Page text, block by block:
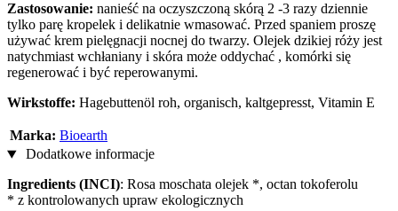
Zastosowanie: nanieść na oczyszczoną skórą 2 -3 razy dziennie
tylko parę kropelek i delikatnie wmasować. Przed spaniem proszę
używać krem pielęgnacji nocnej do twarzy. Olejek dzikiej róży jest
natychmiast wchłaniany i skóra może oddychać , komórki się
regenerować i być reperowanymi.
Wirkstoffe: Hagebuttenöl roh, organisch, kaltgepresst, Vitamin E
Marka: Bioearth
Dodatkowe informacje
Ingredients (INCI): Rosa moschata olejek *, octan tokoferolu
* z kontrolowanych upraw ekologicznych